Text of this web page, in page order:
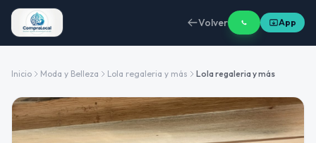
Volver App
Inicio Moda y Belleza Lola regaleria y más Lola regaleria y más